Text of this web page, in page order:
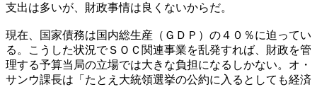
支出は多いが、財政事情は良くないからだ。
現在、国家債務は国内総生産（ＧＤＰ）の４０％に迫ってい
る。こうした状況でＳＯＣ関連事業を乱発すれば、財政を管
理する予算当局の立場では大きな負担になるしかない。オ・
サンウ課長は「たとえ大統領選挙の公約に入るとしても経済